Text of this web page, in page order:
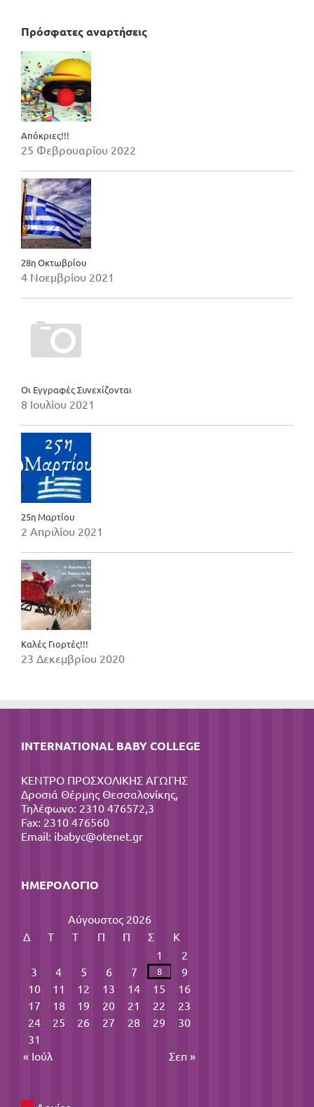
Πρόσφατες αναρτήσεις
Απόκριες!!!
25 Φεβρουαρίου 2022
28η Οκτωβρίου
4 Νοεμβρίου 2021
Οι Εγγραφές Συνεχίζονται
8 Ιουλίου 2021
25η Μαρτίου
2 Απριλίου 2021
Καλές Γιορτές!!!
23 Δεκεμβρίου 2020
INTERNATIONAL BABY COLLEGE
ΚΕΝΤΡΟ ΠΡΟΣΧΟΛΙΚΗΣ ΑΓΩΓΗΣ
Δροσιά Θέρμης Θεσσαλονίκης,
Τηλέφωνο: 2310 476572,3
Fax: 2310 476560
Email: ibabyc@otenet.gr
ΗΜΕΡΟΛΌΓΙΟ
Αύγουστος 2026
Δ
Τ Τ Π Π Σ
Κ
1
2
3
4 5 6 7 8
9
10
11 12 13 14 15
16
17
18 19 20 21 22
23
24
25 26 27 28 29
30
31
« Ιούλ
Σεπ »